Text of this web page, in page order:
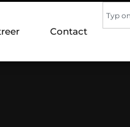
Contact